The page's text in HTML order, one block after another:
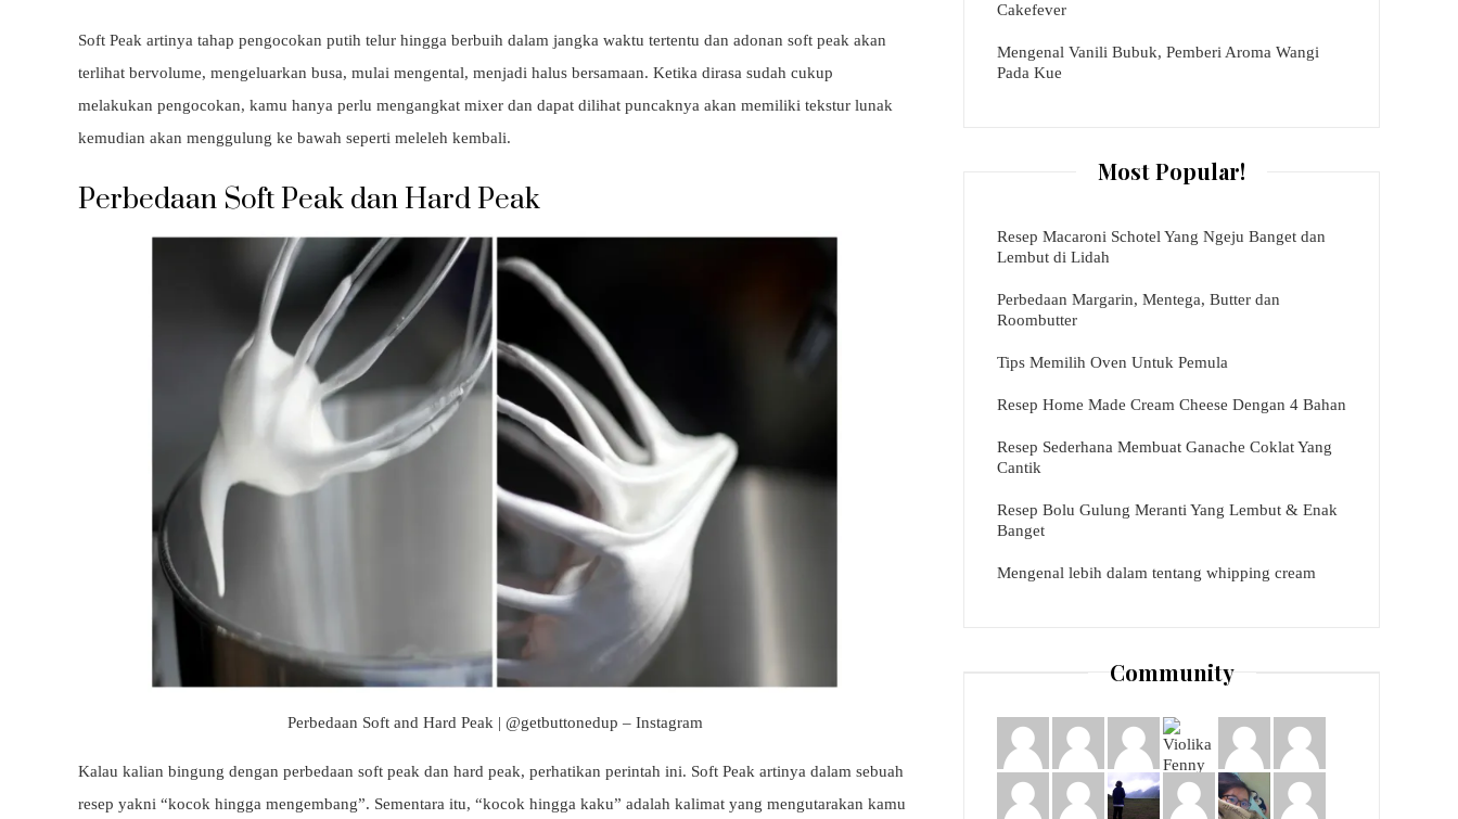
Soft Peak artinya tahap pengocokan putih telur hingga berbuih dalam jangka waktu tertentu dan adonan soft peak akan
terlihat bervolume, mengeluarkan busa, mulai mengental, menjadi halus bersamaan. Ketika dirasa sudah cukup
melakukan pengocokan, kamu hanya perlu mengangkat mixer dan dapat dilihat puncaknya akan memiliki tekstur lunak
kemudian akan menggulung ke bawah seperti meleleh kembali.
Perbedaan Soft Peak dan Hard Peak
Perbedaan Soft and Hard Peak | @getbuttonedup – Instagram
Kalau kalian bingung dengan perbedaan soft peak dan hard peak, perhatikan perintah ini. Soft Peak artinya dalam sebuah
resep yakni “kocok hingga mengembang”. Sementara itu, “kocok hingga kaku” adalah kalimat yang mengutarakan kamu
Cakefever
Mengenal Vanili Bubuk, Pemberi Aroma Wangi
Pada Kue
Most Popular!
Resep Macaroni Schotel Yang Ngeju Banget dan
Lembut di Lidah
Perbedaan Margarin, Mentega, Butter dan
Roombutter
Tips Memilih Oven Untuk Pemula
Resep Home Made Cream Cheese Dengan 4 Bahan
Resep Sederhana Membuat Ganache Coklat Yang
Cantik
Resep Bolu Gulung Meranti Yang Lembut & Enak
Banget
Mengenal lebih dalam tentang whipping cream
Community